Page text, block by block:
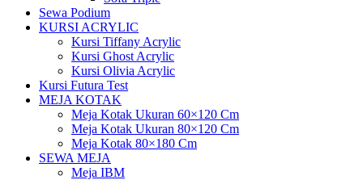
Sewa Podium
KURSI ACRYLIC
Kursi Tiffany Acrylic
Kursi Ghost Acrylic
Kursi Olivia Acrylic
Kursi Futura Test
MEJA KOTAK
Meja Kotak Ukuran 60×120 Cm
Meja Kotak Ukuran 80×120 Cm
Meja Kotak 80×180 Cm
SEWA MEJA
Meja IBM